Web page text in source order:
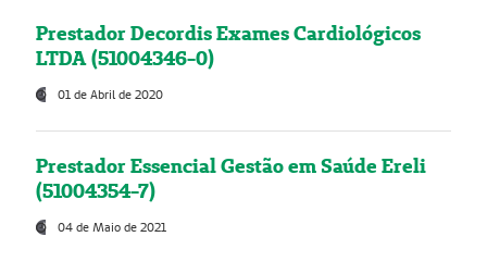
Prestador Decordis Exames Cardiológicos
LTDA (51004346-0)
01 de Abril de 2020
Prestador Essencial Gestão em Saúde Ereli
(51004354-7)
04 de Maio de 2021